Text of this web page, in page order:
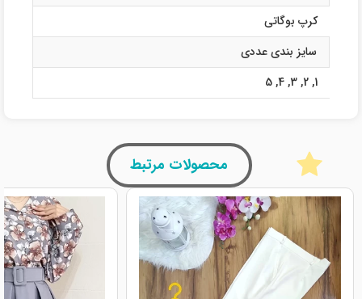
کرپ بوگاتی
سایز بندی عددی
1
,
2
,
3
,
4
,
5
محصولات مرتبط